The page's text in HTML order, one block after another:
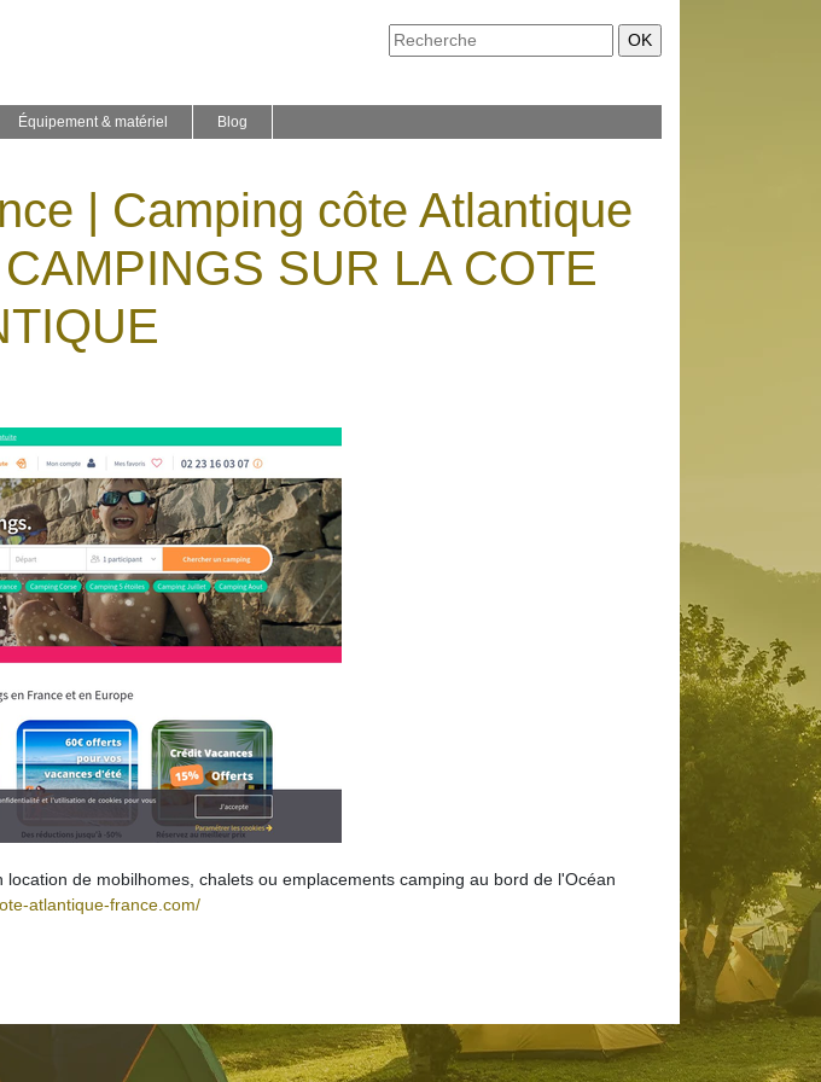
Équipement & matériel Blog
| Camping côte Atlantique
SUR LA COTE
de mobilhomes, chalets ou emplacements camping au bord de l'Océan
atlantique-france.com/